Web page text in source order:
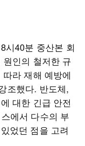
시40분 중산본 회
인의 철저한 규
라 재해 예방에
조했다. 반도체,
대한 긴급 안전
에서 다수의 부
었던 점을 고려